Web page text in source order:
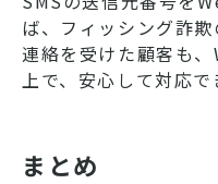
ば、フィッシング詐
連絡を受けた顧客も
上で、安心して対応で
まとめ